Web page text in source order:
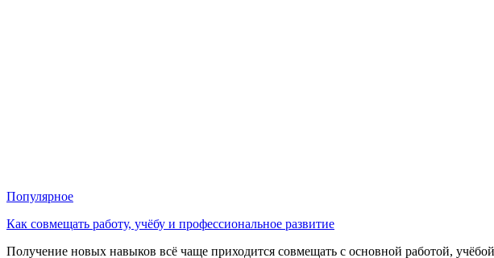
Популярное
Как совмещать работу, учёбу и профессиональное развитие
Получение новых навыков всё чаще приходится совмещать с основной работой,